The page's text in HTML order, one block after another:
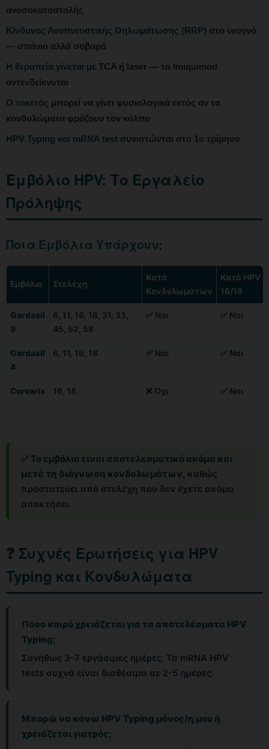
ανοσοκαταστολής
Κίνδυνος Αναπνευστικής Θηλωμάτωσης (RRP) στο νεογνό
— σπάνιο αλλά σοβαρό
Η θεραπεία γίνεται με TCA ή laser — το Imiquimod
αντενδείκνυται
Ο τοκετός μπορεί να γίνει φυσιολογικά εκτός αν τα
κονδυλώματα φράζουν τον κόλπο
HPV Typing και mRNA test συνιστώνται στο 1ο τρίμηνο
Εμβόλιο HPV: Το Εργαλείο
Πρόληψης
Ποια Εμβόλια Υπάρχουν;
Εμβόλιο Στελέχη
Κατά
Κονδυλωμάτων
Κατά HPV
16/18
Gardasil
9
6, 11, 16, 18, 31, 33,
45, 52, 58
✅ Ναι ✅ Ναι
Gardasil
4
6, 11, 16, 18 ✅ Ναι ✅ Ναι
Cervarix 16, 18 ❌ Όχι ✅ Ναι
✅ Το εμβόλιο είναι αποτελεσματικό ακόμα και
μετά τη διάγνωση κονδυλωμάτων , καθώς
προστατεύει από στελέχη που δεν έχετε ακόμα
αποκτήσει.
❓ Συχνές Ερωτήσεις για HPV
Typing και Κονδυλώματα
Πόσο καιρό χρειάζεται για τα αποτελέσματα HPV
Typing;
Συνήθως 3-7 εργάσιμες ημέρες. Τα mRNA HPV
tests συχνά είναι διαθέσιμα σε 2-5 ημέρες.
Μπορώ να κάνω HPV Typing μόνος/η μου ή
χρειάζεται γιατρός;